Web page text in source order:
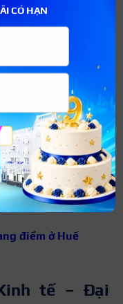
trong các trường Đại
năm 1957 với chỉ 5
hữu 28 ngành đào
phạm Ngữ văn, Sư
dục Tiểu học,…
Phú Hội, Thành
điểm ở Huế
tế – Đại
CÓ HẠN